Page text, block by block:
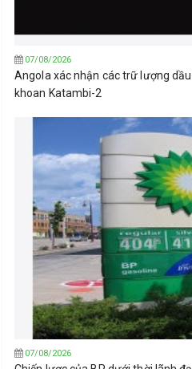
07/08/2026
Angola xác nhận các trữ lượng
khoan Katambi-2
07/08/2026